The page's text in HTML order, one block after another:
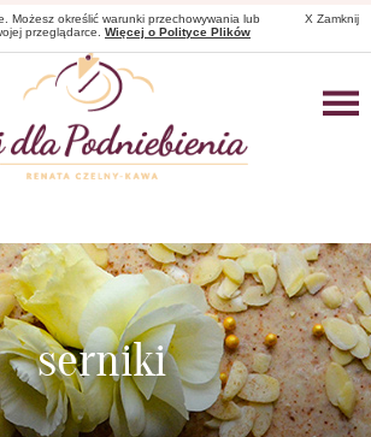
serniki
X Zamknij
Możesz określić warunki przechowywania lub
przeglądarce. Więcej o Polityce Plików